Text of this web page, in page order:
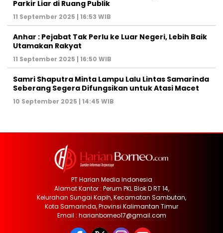
Parkir Liar di Ruang Publik
11 September 2025 | 16:53 WIB
Anhar : Pejabat Tak Perlu ke Luar Negeri, Lebih Baik
Utamakan Rakyat
11 September 2025 | 16:50 WIB
Samri Shaputra Minta Lampu Lalu Lintas Samarinda
Seberang Segera Difungsikan untuk Atasi Macet
10 September 2025 | 14:45 WIB
PT Harian Media Indonesia
Alamat Kantor : Perum PKL Blok D RT 14,
Kelurahan Sungai Kapih, Kecamatan Sambutan,
Kota Samarinda, Provinsi Kalimantan Timur
Email : harianborneo17@gmail.com